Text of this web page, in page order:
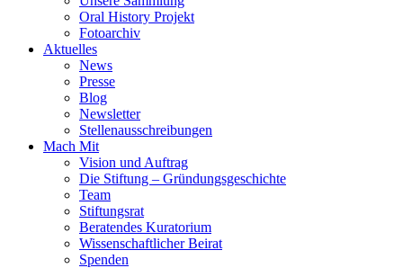
Oral History Projekt
Fotoarchiv
Aktuelles
News
Presse
Blog
Newsletter
Stellenausschreibungen
Mach Mit
Vision und Auftrag
Die Stiftung – Gründungsgeschichte
Team
Stiftungsrat
Beratendes Kuratorium
Wissenschaftlicher Beirat
Spenden